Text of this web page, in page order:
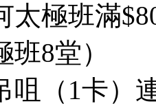
太極班滿
班8堂）
咀（1卡）